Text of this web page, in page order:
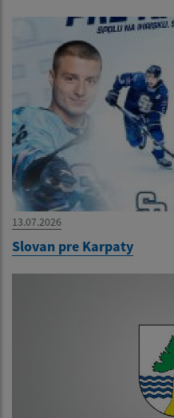
13.07.2026
Slovan pre Karpaty